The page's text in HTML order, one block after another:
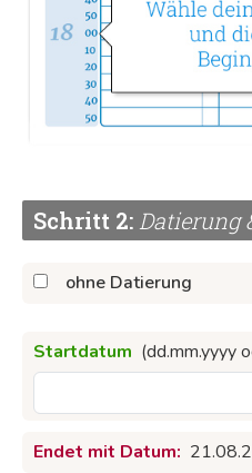
Schritt 2: Datierung
ohne Datierung
Startdatum (dd.mm.yyyy
Endet mit Datum:
Gesamtpreis: 21,99 € 26,17
Das könnte